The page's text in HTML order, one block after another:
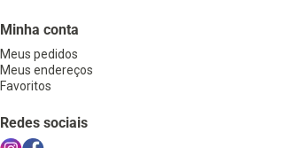
Minha conta
Meus pedidos
Meus endereços
Favoritos
Redes sociais